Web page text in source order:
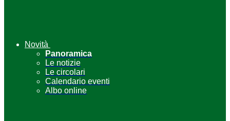
Novità
Panoramica
Le notizie
Le circolari
Calendario eventi
Albo online